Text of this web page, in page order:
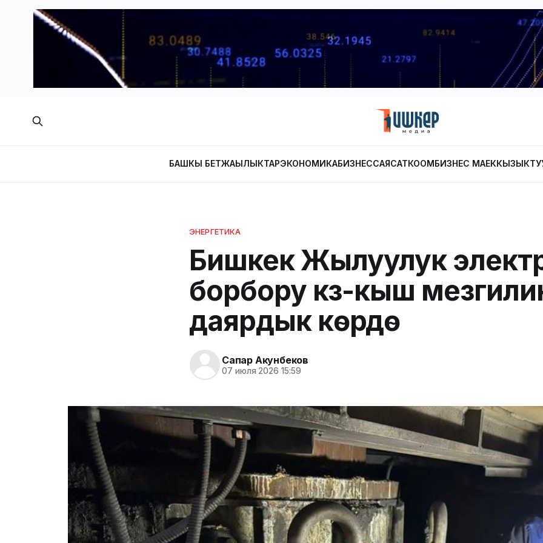
БАШКЫ БЕТЖАҢЫЛЫКТАРЭКОНОМИКАБИЗНЕССАЯСАТКООМБИЗНЕС МАЕК
ЭНЕРГЕТИКА
Бишкек Жылуулук
борбору күз-кыш
даярдык көрүүдө
Сапар Акунбеков
07 июля 2026 15:59